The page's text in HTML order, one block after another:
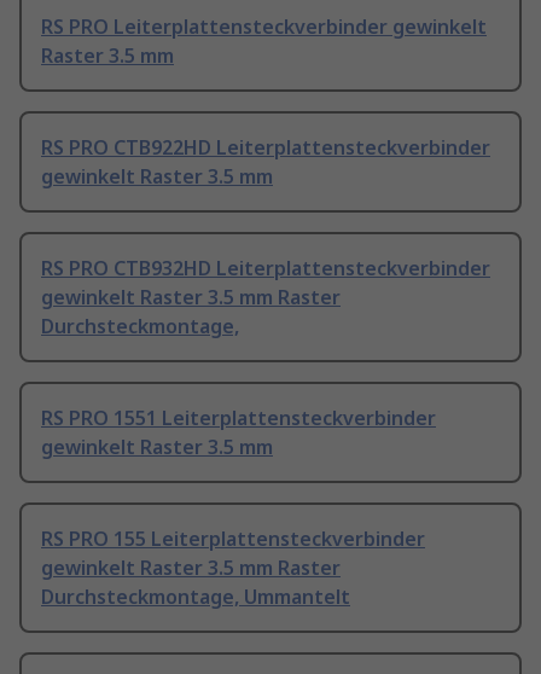
RS PRO Leiterplattensteckverbinder gewinkelt
Raster 3.5 mm
RS PRO CTB922HD Leiterplattensteckverbinder
gewinkelt Raster 3.5 mm
RS PRO CTB932HD Leiterplattensteckverbinder
gewinkelt Raster 3.5 mm Raster
Durchsteckmontage,
RS PRO 1551 Leiterplattensteckverbinder
gewinkelt Raster 3.5 mm
RS PRO 155 Leiterplattensteckverbinder
gewinkelt Raster 3.5 mm Raster
Durchsteckmontage, Ummantelt